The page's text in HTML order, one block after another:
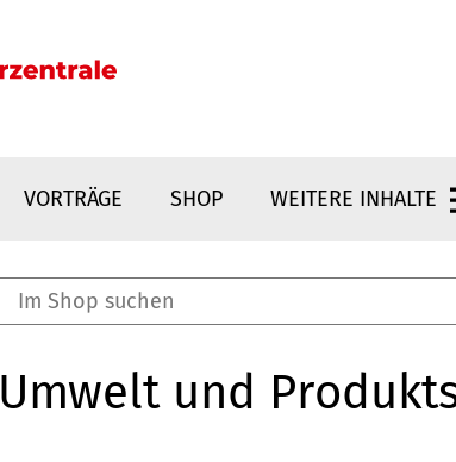
VORTRÄGE SHOP WEITERE INHALTE
Umwelt und